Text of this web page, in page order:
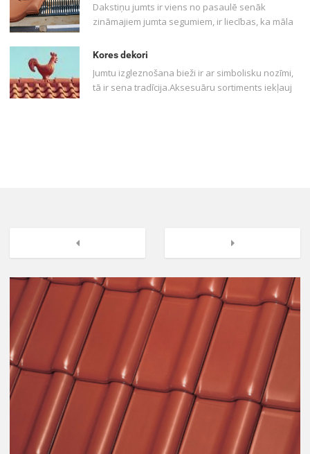
skārda jumts. Tādēļ dakstiņu jumta montāža ir
jāuztic jumta meistariem, kam ir pieredze šāda
Baltika var ieteikt jumta meistarus ar peredzi
dakstiņu jumta ieklāšanā. Ieklāšanu veic ar 100%
kvalitātes garantiju.
Dakstiņu jumts ir viens no pasaulē senāk
zināmajiem jumta segumiem, ir liecības, ka māla
tūkstošiem gadu Senajā Ēģiptē. Dakstiņu jumta
Vācijā 80% jauno ēku tiek klāts māla dakstiņu
jumts.
Kores dekori
Jumtu izgleznošana bieži ir ar simbolisku nozīmi,
tā ir sena tradīcija.Aksesuāru sortiments iekļauj
Previous Next